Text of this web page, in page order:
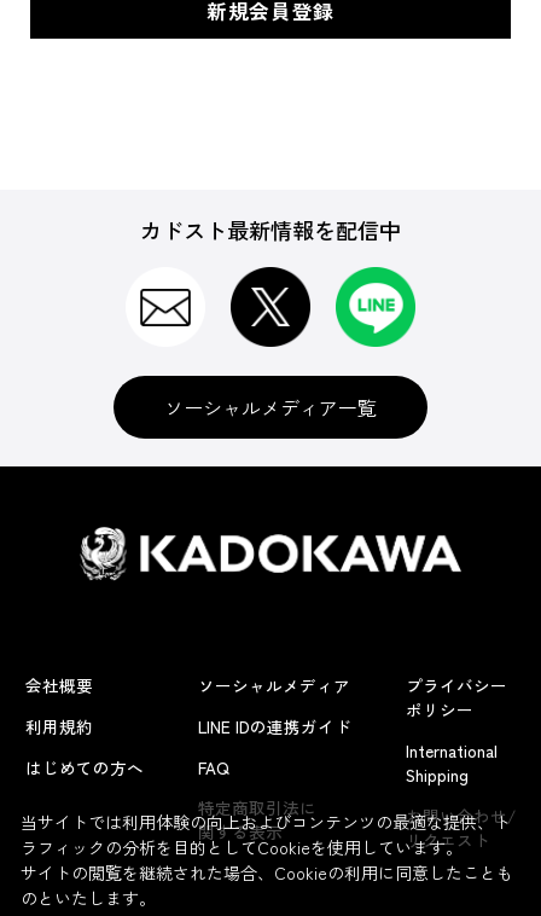
カドスト最新情報を配信中
ソーシャルメディア一覧
会社概要
利用規約
はじめての方へ
ソーシャルメディア
LINE IDの連携ガイド
FAQ
特定商取引法に
関する表示
プライバシー
ポリシー
International
Shipping
お問い合わせ/
リクエスト
当サイトでは利用体験の向上およびコンテンツの最適な提供、ト
ラフィックの分析を目的としてCookieを使用しています。
サイトの閲覧を継続された場合、Cookieの利用に同意したことも
のといたします。